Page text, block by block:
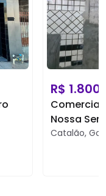
R$
Comercial
Nossa
Catalão,